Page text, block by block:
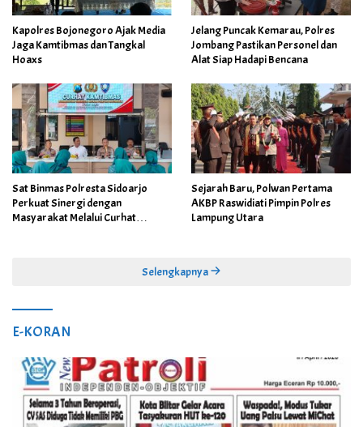
Kapolres Bojonegoro Ajak Media
Jaga Kamtibmas dan Tangkal
Hoaxs
Jelang Puncak Kemarau, Polres
Jombang Pastikan Personel dan
Alat Siap Hadapi Bencana
Sat Binmas Polresta Sidoarjo
Perkuat Sinergi dengan
Masyarakat Melalui Curhat
Sejarah Baru, Polwan Pertama
AKBP Raswidiati Pimpin Polres
Lampung Utara
Selengkapnya
E-KORAN